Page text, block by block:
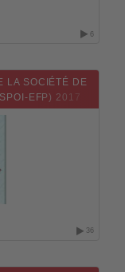
6
LA SOCIÉTÉ DE
EFP) 2017
36